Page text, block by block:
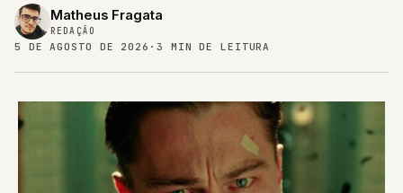
Matheus Fragata
REDAÇÃO
5 DE AGOSTO DE 2026 · 3 MIN DE LEITURA